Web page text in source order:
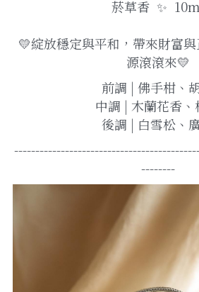
菸草香  ✨
💛綻放穩定與平和，帶來財富
源滾滾來💛
前調 | 佛手柑、
中調 | 木蘭花香、
後調 | 白雪松、
--------